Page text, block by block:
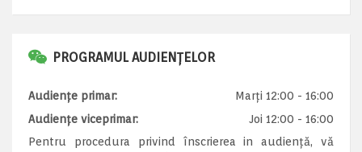
PROGRAMUL AUDIENȚELOR
Audiențe primar:
Marți 12:00 - 16:00
Audiențe viceprimar:
Joi 12:00 - 16:00
Pentru procedura privind înscrierea in audiență, vă